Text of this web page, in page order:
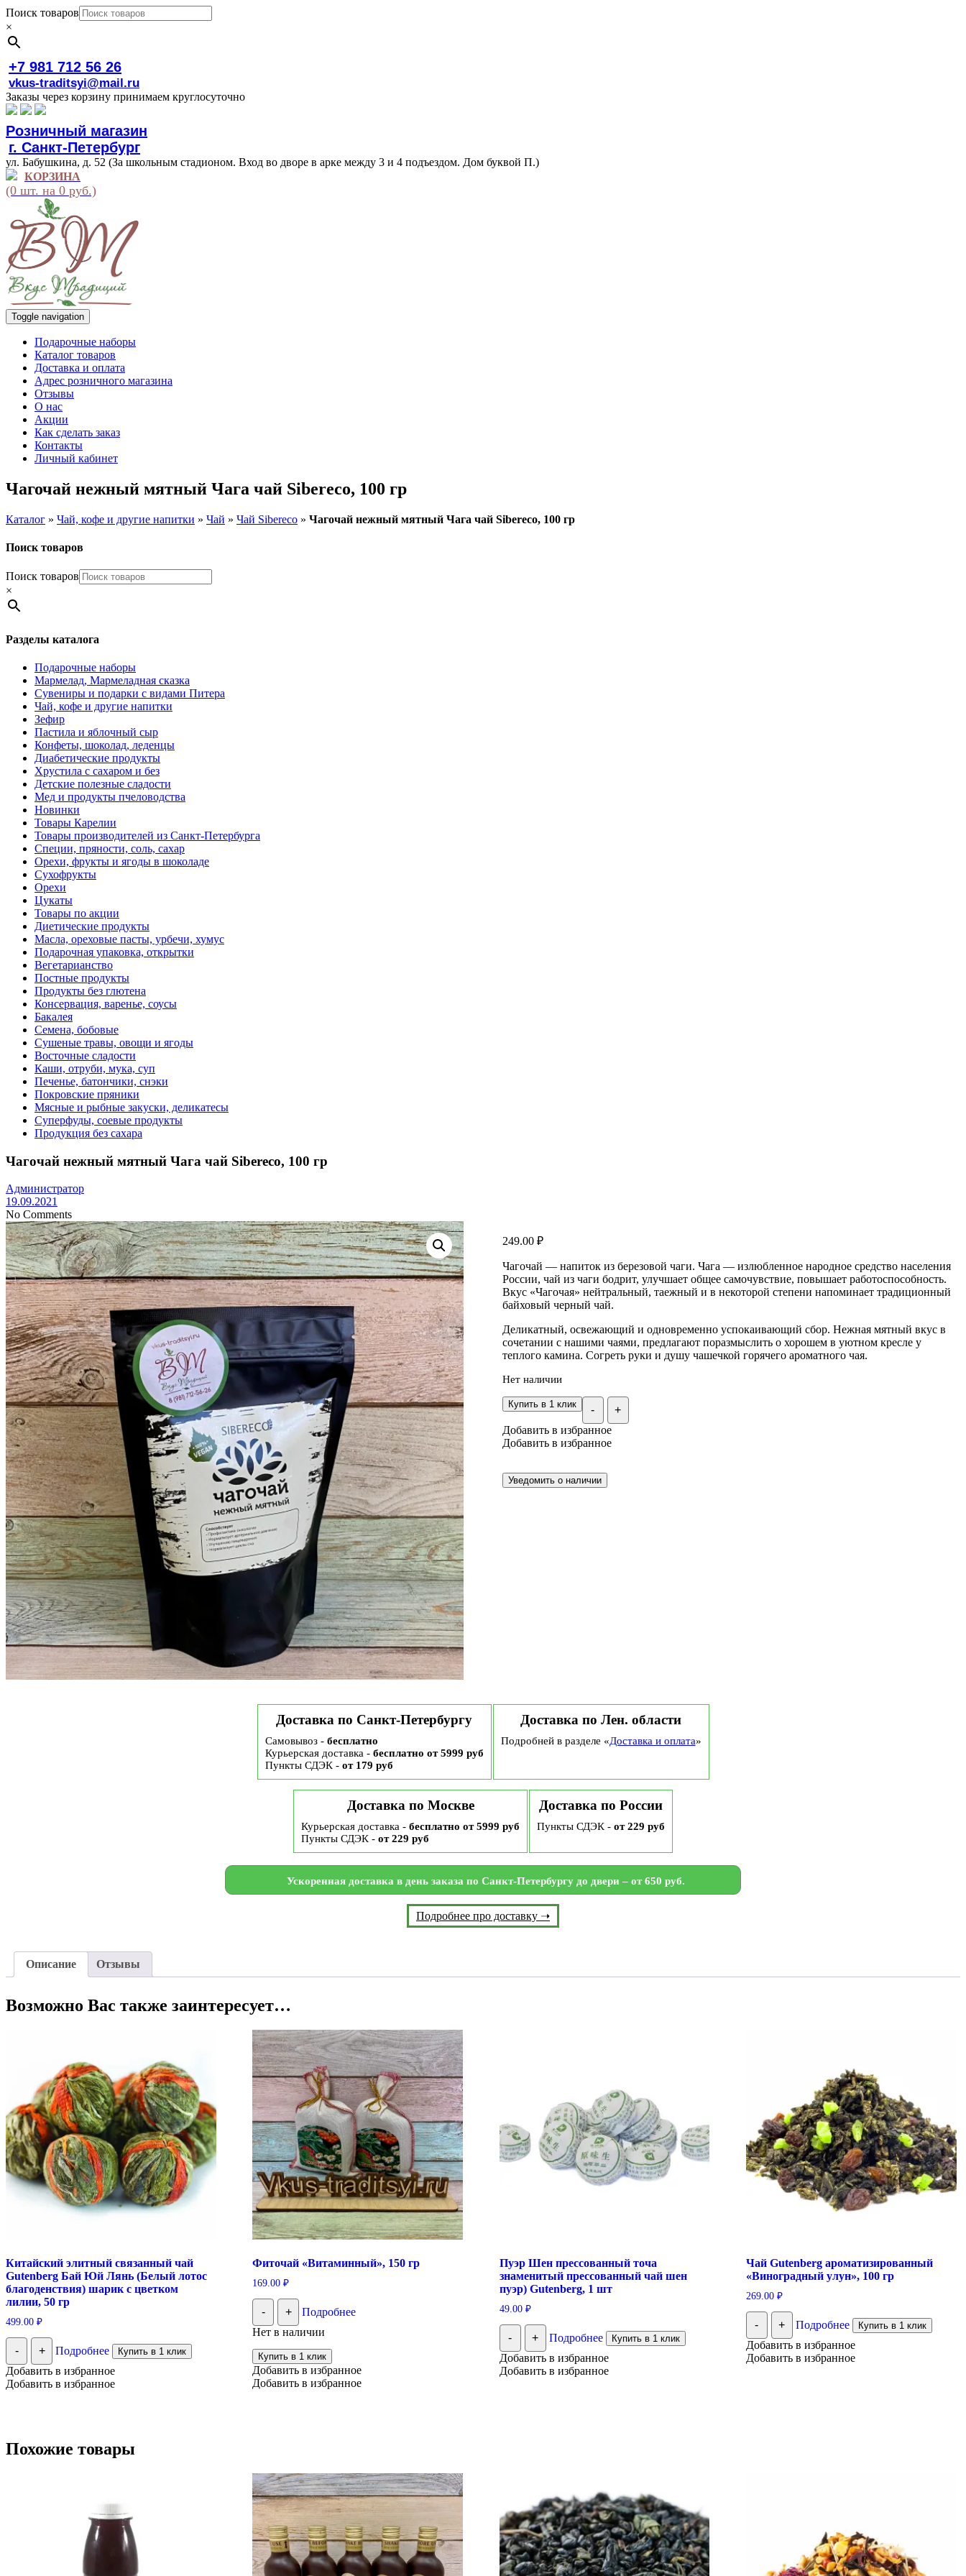
Поиск товаров
×
+7 981 712 56 26
vkus-traditsyi@mail.ru
Заказы через корзину принимаем круглосуточно
Розничный магазин
г. Санкт-Петербург
ул. Бабушкина, д. 52 (За школьным стадионом. Вход во дворе в арке между 3 и 4 подъездом. Дом буквой П.)
КОРЗИНА
(0 шт. на 0 руб.)
Toggle navigation
Подарочные наборы
Каталог товаров
Доставка и оплата
Адрес розничного магазина
Отзывы
О нас
Акции
Как сделать заказ
Контакты
Личный кабинет
Чагочай нежный мятный Чага чай Sibereco, 100 гр
Каталог » Чай, кофе и другие напитки » Чай » Чай Sibereco » Чагочай нежный мятный Чага чай Sibereco, 100 гр
Поиск товаров
Поиск товаров
×
Разделы каталога
Подарочные наборы
Мармелад, Мармеладная сказка
Сувениры и подарки с видами Питера
Чай, кофе и другие напитки
Зефир
Пастила и яблочный сыр
Конфеты, шоколад, леденцы
Диабетические продукты
Хрустила с сахаром и без
Детские полезные сладости
Мед и продукты пчеловодства
Новинки
Товары Карелии
Товары производителей из Санкт-Петербурга
Специи, пряности, соль, сахар
Орехи, фрукты и ягоды в шоколаде
Сухофрукты
Орехи
Цукаты
Товары по акции
Диетические продукты
Масла, ореховые пасты, урбечи, хумус
Подарочная упаковка, открытки
Вегетарианство
Постные продукты
Продукты без глютена
Консервация, варенье, соусы
Бакалея
Семена, бобовые
Сушеные травы, овощи и ягоды
Восточные сладости
Каши, отруби, мука, суп
Печенье, батончики, снэки
Покровские пряники
Мясные и рыбные закуски, деликатесы
Суперфуды, соевые продукты
Продукция без сахара
Чагочай нежный мятный Чага чай Sibereco, 100 гр
Администратор
19.09.2021
No Comments
249.00 ₽
Чагочай — напиток из березовой чаги. Чага — излюбленное народное средство населения
России, чай из чаги бодрит, улучшает общее самочувствие, повышает работоспособность.
Вкус «Чагочая» нейтральный, таежный и в некоторой степени напоминает традиционный
байховый черный чай.
Деликатный, освежающий и одновременно успокаивающий сбор. Нежная мятный вкус в
сочетании с нашими чаями, предлагают поразмыслить о хорошем в уютном кресле у
теплого камина. Согреть руки и душу чашечкой горячего ароматного чая.
Нет наличии
- +
Купить в 1 клик
Добавить в избранное
Добавить в избранное
Доставка по Санкт-Петербургу
Самовывоз - бесплатно
Курьерская доставка - бесплатно от 5999 руб
Пункты СДЭК - от 179 руб
Доставка по Лен. области
Подробней в разделе «Доставка и оплата»
Доставка по Москве
Курьерская доставка - бесплатно от 5999 руб
Пункты СДЭК - от 229 руб
Доставка по России
Пункты СДЭК - от 229 руб
Ускоренная доставка в день заказа по Санкт-Петербургу до двери – от 650 руб.
Подробнее про доставку ➝
Описание Отзывы
Возможно Вас также заинтересует…
Китайский элитный связанный чай
Gutenberg Бай Юй Лянь (Белый лотос
благоденствия) шарик с цветком
лилии, 50 гр
499.00 ₽
- + Подробнее Купить в 1 клик
Добавить в избранное
Добавить в избранное
Фиточай «Витаминный», 150 гр
169.00₽
- +
Подробнее
Нет в наличии
Купить в 1 клик
Добавить в избранное
Добавить в избранное
Пуэр Шен прессованный точа
знаменитый прессованный чай шен
пуэр) Gutenberg, 1 шт
49.00 ₽
- + Подробнее Купить в 1 клик
Добавить в избранное
Добавить в избранное
Чай Gutenberg ароматизированный
«Виноградный улун», 100 гр
269.00 ₽
- + Подробнее Купить в 1 клик
Добавить в избранное
Добавить в избранное
Похожие товары